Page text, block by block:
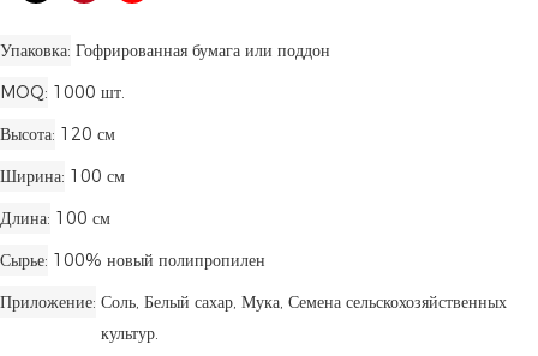
Упаковка Гофрированная бумага или поддон
MOQ 1000 шт.
Высота 120 см
Ширина 100 см
Длина 100 см
Сырье 100% новый полипропилен
Приложение Соль, Белый сахар, Мука, ​​Семена сельскохозяйственных
культур.